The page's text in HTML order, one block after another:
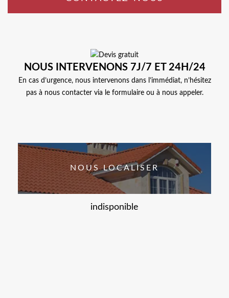
NOUS INTERVENONS 7J/7 ET 24H/24
En cas d’urgence, nous intervenons dans l’immédiat, n’hésitez
pas à nous contacter via le formulaire ou à nous appeler.
NOUS LOCALISER
indisponible